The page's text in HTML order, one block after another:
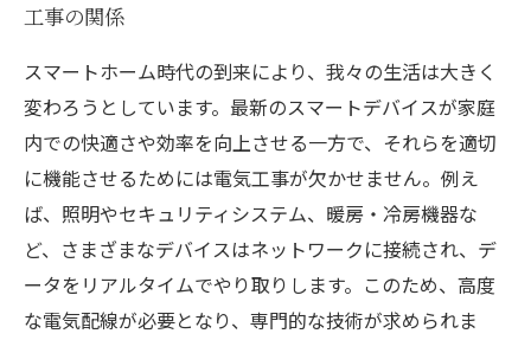
徹底解説：スマートホームでの電気工事がもた
らす未来の暮らし
トレンドを超えた実用性：スマートホームと電
気工事の新たな役割
進化する電気工事業界：スマートホームの未来
を見据えて
工事の関係
スマートホーム時代の到来により、我々の生活は大きく
変わろうとしています。最新のスマートデバイスが家庭
内での快適さや効率を向上させる一方で、それらを適切
に機能させるためには電気工事が欠かせません。例え
ば、照明やセキュリティシステム、暖房・冷房機器な
ど、さまざまなデバイスはネットワークに接続され、デ
ータをリアルタイムでやり取りします。このため、高度
な電気配線が必要となり、専門的な技術が求められま